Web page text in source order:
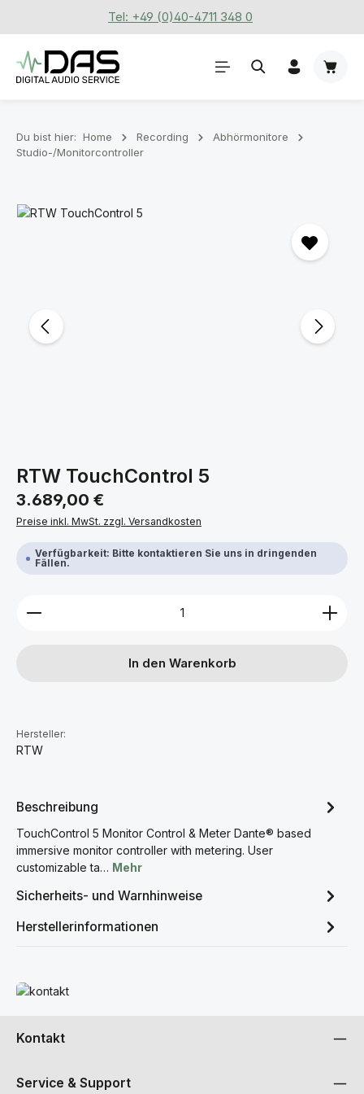
Zum Hauptinhalt springenTel: +49 (0)40-4711 348 0
Du bist hier: Home Recording
Abhörmonitore
Studio-/Monitorcontroller
Bildergalerie überspringen
RTW TouchControl 5
Regulärer Preis:
3.689,00 €
Preise inkl. MwSt. zzgl. Versandkosten
Verfügbarkeit: Bitte kontaktieren Sie uns in dringenden
Fällen.
Produkt Anzahl: Gib den gewünschten Wert ein
In den Warenkorb
Hersteller:
RTW
Beschreibung
TouchControl 5 Monitor Control & Meter Dante® based
immersive monitor controller with metering. User
customizable ta… Mehr
Sicherheits- und Warnhinweise
Herstellerinformationen
Mehr erfahren
Kontakt
Service & Support